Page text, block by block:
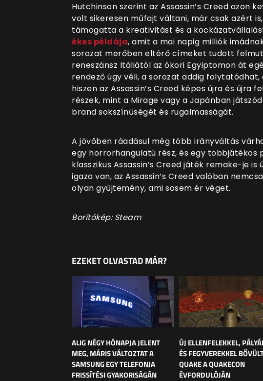
Hutchinson szerint az Assassin’s Creed azon
volt sikeresen műfajt váltani, már csak azért
támogatta a kreativitást és a
ékes példája, amit a mai napig milliók
sorozat merőben eltérő címeket tudott
reneszánsz Itáliától az ókori Egyiptomon át
rendező úgy véli, a sorozat addig
hiszen az Assassin’s Creed képes újra és újra
részek, mint a Mirage vagy a Japánban
brand sokszínűségét és rugalmasságát.
A jövőben ráadásul még több irányváltás
egy horrorhangulatú rész, és egy többjátékos
klasszikus Assassin’s Creed játék remake-je is
igaza van, az Assassin’s Creed valóban
olyan gyűjtemény, ami sosem ér véget.
Borítókép: Steam
EZEKET OLVASTAD MÁR?
ALIG NÉGY HÓNAPJA JELENT
MEG, MÁRIS VÁLTOZTAT A
SAMSUNG EGY TELEFONJA
FRISSÍTÉSI GYAKORISÁGÁN
ÚJ ELLENFELEKKEL,
ÉS FEGYVEREKKEL
QUAKE A QUAKECON
ÉVFORDULÓJÁN